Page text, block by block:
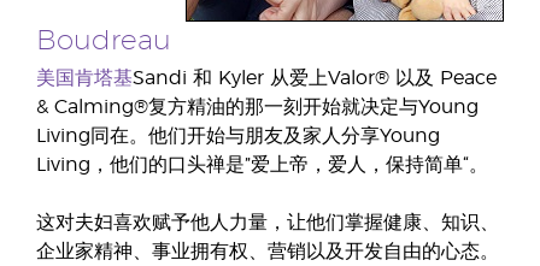
Boudreau
美国肯塔基Sandi 和 Kyler 从爱上Valor® 以及 Peace
& Calming®复方精油的那一刻开始就决定与Young
Living同在。他们开始与朋友及家人分享Young
Living，他们的口头禅是”爱上帝，爱人，保持简单“。
这对夫妇喜欢赋予他人力量，让他们掌握健康、知识、
企业家精神、事业拥有权、营销以及开发自由的心态。